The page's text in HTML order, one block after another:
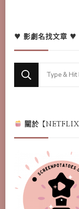
♥ 影劇名找文章 ♥
Looking
關於【NETFLIX